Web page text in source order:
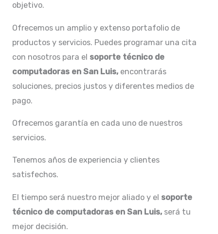
objetivo.
Ofrecemos un amplio y extenso portafolio de
productos y servicios. Puedes programar una cita
con nosotros para el soporte técnico de
computadoras en San Luis, encontrarás
soluciones, precios justos y diferentes medios de
pago.
Ofrecemos garantía en cada uno de nuestros
servicios.
Tenemos años de experiencia y clientes
satisfechos.
El tiempo será nuestro mejor aliado y el soporte
técnico de computadoras en San Luis, será tu
mejor decisión.